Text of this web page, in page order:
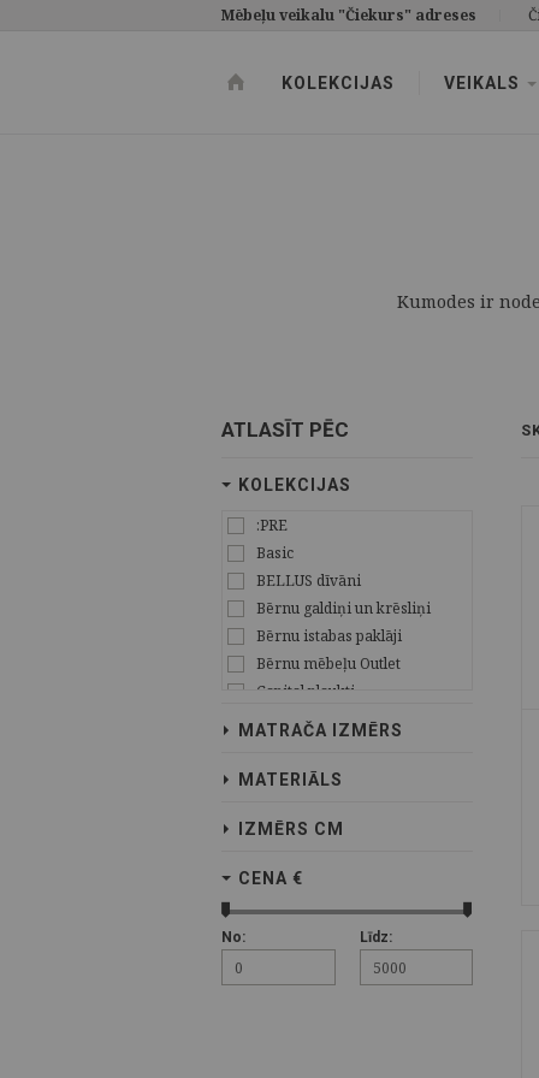
Mēbeļu veikalu "Čiekurs" adreses
KOLEKCIJAS VEIKALS
Kumodes ir
ATLASĪT PĒC
KOLEKCIJAS
:PRE
Basic
BELLUS dīvāni
Bērnu galdiņi un krēsliņi
Bērnu istabas paklāji
Bērnu mēbeļu Outlet
Capital plaukti
CLIFF OZOLS
Ekspozīcijas modeļu
ELF
Interjera aksesuāri
Justs
Kolekcija Dominika
MATRAČA IZMĒRS
MATERIĀLS
IZMĒRS CM
CENA €
No: Līdz: